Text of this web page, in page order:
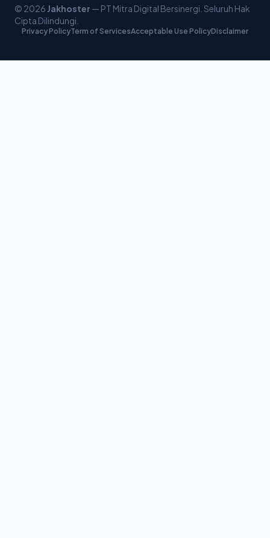
© 2026 Jakhoster — PT Mitra Digital Bersinergi. Seluruh Hak
Cipta Dilindungi.
Privacy PolicyTerm of ServicesAcceptable Use PolicyDisclaimer